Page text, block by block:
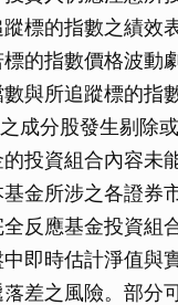
標的指數之績效
的指數價格波動
與所追蹤標的指
成分股發生剔除
投資組合內容未
金所涉之各證券
反應基金投資組
即時估計淨值與
差之風險。部分